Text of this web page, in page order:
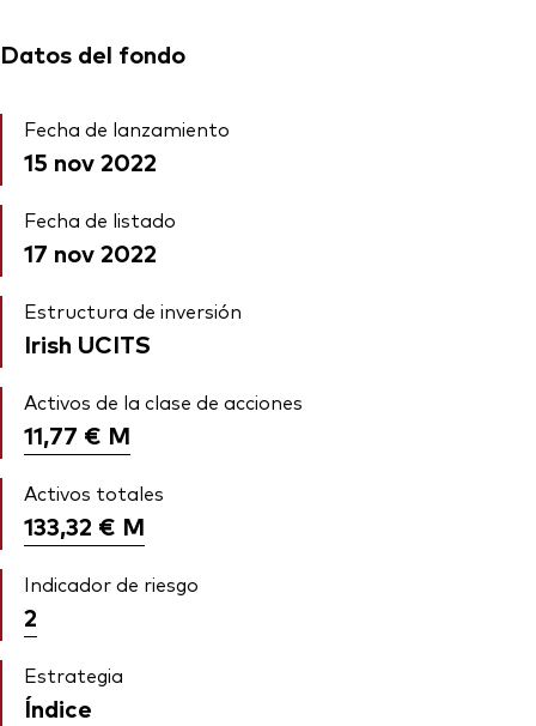
Datos del fondo
Fecha de lanzamiento
15 nov 2022
Fecha de listado
17 nov 2022
Estructura de inversión
Irish UCITS
Activos de la clase de acciones
11,77 € M
Activos totales
133,32 € M
Indicador de riesgo
2
Estrategia
Índice